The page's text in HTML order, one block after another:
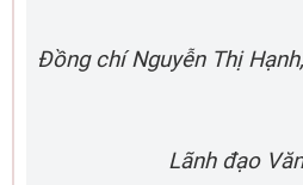
Đồng chí Nguyễn Thị
Lãnh đạo